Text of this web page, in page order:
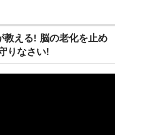
教える! 脳の老化を止め
りなさい!